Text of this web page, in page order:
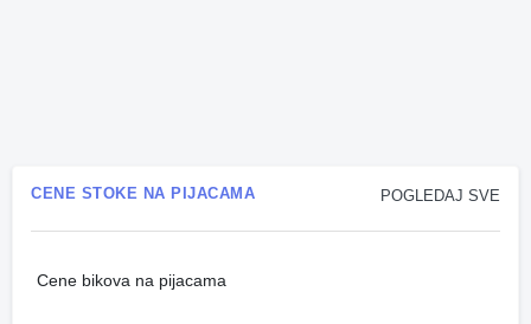
POGLEDAJ SVE
CENE STOKE NA PIJACAMA
Cene bikova na pijacama